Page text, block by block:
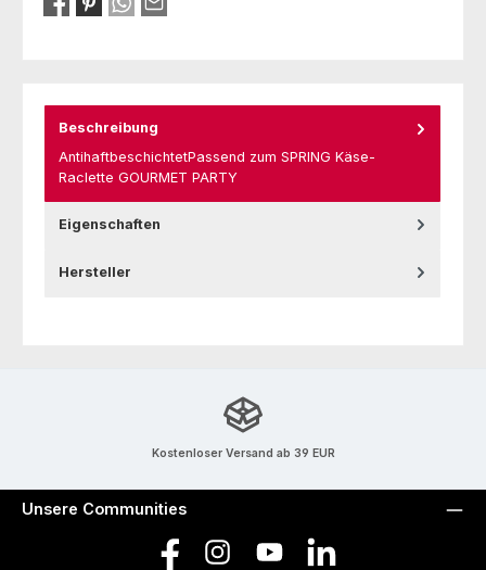
Beschreibung
AntihaftbeschichtetPassend zum SPRING Käse-
Raclette GOURMET PARTY
Eigenschaften
Hersteller
Kostenloser Versand ab 39 EUR
Unsere Communities
Facebook Instagram YouTube LinkedIn